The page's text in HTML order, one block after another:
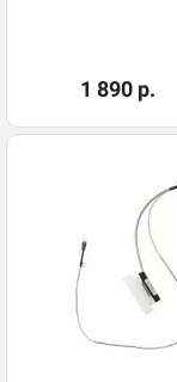
1 890 р.